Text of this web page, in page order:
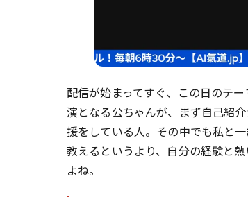
配信が始まってすぐ、この日のテ
演となる公ちゃんが、まず自己紹
援をしている人。その中でも私と
教えるというより、自分の経験と
よね。